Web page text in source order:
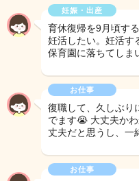
妊娠・出産
育休復帰を9月頃す
妊活したい。妊活す
保育園に落ちてしま
お仕事
復職して、久しぶり
でます😭 大丈夫か
丈夫だと思うし、一
お仕事